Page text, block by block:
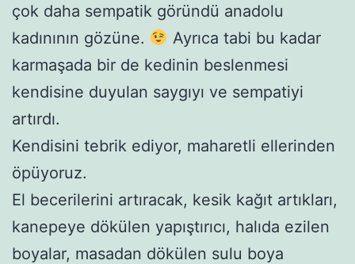
çok daha sempatik göründü anadolu
kadınının gözüne.
Ayrıca tabi bu kadar
karmaşada bir de kedinin beslenmesi
kendisine duyulan saygıyı ve sempatiyi
artırdı.
Kendisini tebrik ediyor, maharetli ellerinden
öpüyoruz.
El becerilerini artıracak, kesik kağıt artıkları,
kanepeye dökülen yapıştırıcı, halıda ezilen
boyalar, masadan dökülen sulu boya